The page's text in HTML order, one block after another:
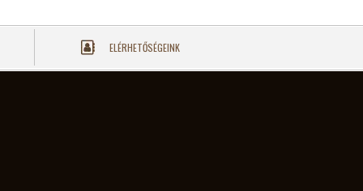
ELÉRHETŐSÉGEINK